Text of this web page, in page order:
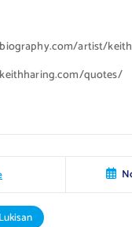
artist/
quotes/